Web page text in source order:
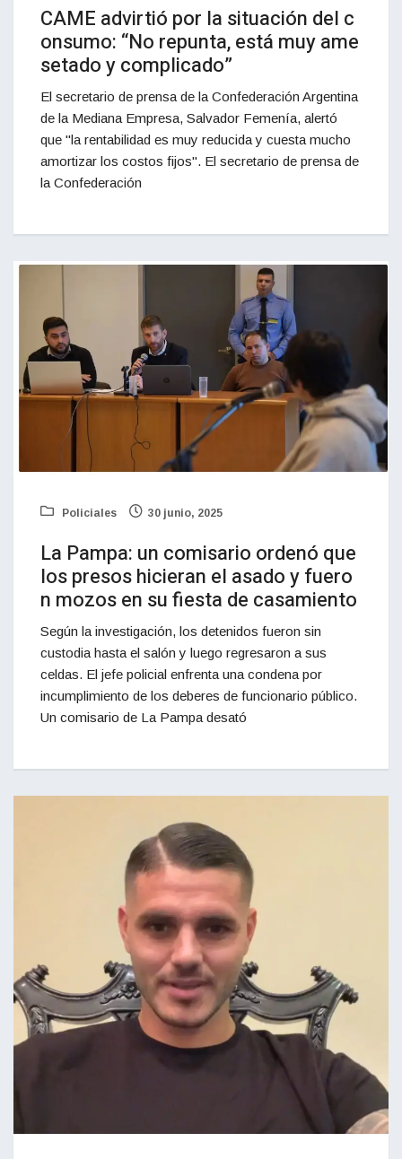
CAME advirtió por la situación del c
onsumo: “No repunta, está muy ame
setado y complicado”
El secretario de prensa de la Confederación Argentina
de la Mediana Empresa, Salvador Femenía, alertó
que "la rentabilidad es muy reducida y cuesta mucho
amortizar los costos fijos". El secretario de prensa de
la Confederación
Policiales 30 junio, 2025
La Pampa: un comisario ordenó que
los presos hicieran el asado y fuero
n mozos en su fiesta de casamiento
Según la investigación, los detenidos fueron sin
custodia hasta el salón y luego regresaron a sus
celdas. El jefe policial enfrenta una condena por
incumplimiento de los deberes de funcionario público.
Un comisario de La Pampa desató